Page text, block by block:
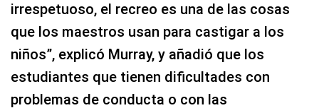
irrespetuoso, el recreo es una de las cosas
que los maestros usan para castigar a los
niños”, explicó Murray, y añadió que los
estudiantes que tienen dificultades con
problemas de conducta o con las